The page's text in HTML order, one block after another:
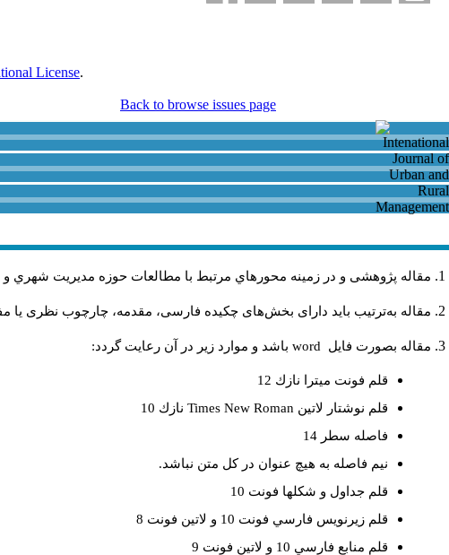
License.
Back to browse issues page
مقاله پژوهشی و در زمینه محورهاي مرتبط با مطالعات حوزه مديريت شهري
مقاله به‌ترتیب باید دارای بخش‌های چکیده فارسی، مقدمه، چارچوب نظری یا
مقاله بصورت فايل word باشد و موارد زير در آن رعايت گردد:
قلم فونت ميترا نازك 12
قلم نوشتار لاتين Times New Roman نازك 10
فاصله سطر 14
نيم فاصله به هيچ عنوان در كل متن نباشد.
قلم جداول و شكلها فونت 10
قلم زيرنويس فارسي فونت 10 و لاتين فونت 8
قلم منابع فارسي 10 و لاتين فونت 9